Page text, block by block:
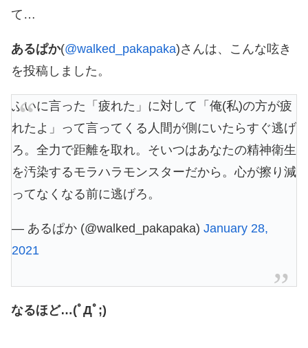
て…
あるぱか(@walked_pakapaka)さんは、こんな呟き
を投稿しました。
ふいに言った「疲れた」に対して「俺(私)の方が疲
れたよ」って言ってくる人間が側にいたらすぐ逃げ
ろ。全力で距離を取れ。そいつはあなたの精神衛生
を汚染するモラハラモンスターだから。心が擦り減
ってなくなる前に逃げろ。
— あるぱか (@walked_pakapaka) January 28,
2021
なるほど…(ﾟДﾟ;)